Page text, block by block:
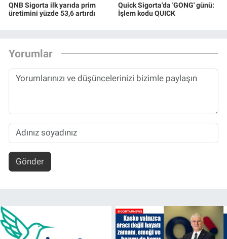
QNB Sigorta ilk yarıda prim
üretimini yüzde 53,6 artırdı
Quick Sigorta'da 'GONG' günü:
İşlem kodu QUICK
Yorumlar
Gönder